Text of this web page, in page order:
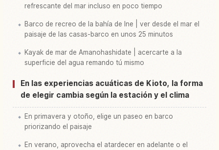
refrescante del mar incluso en poco tiempo
Barco de recreo de la bahía de Ine | ver desde el mar el
paisaje de las casas-barco en unos 25 minutos
Kayak de mar de Amanohashidate | acercarte a la
superficie del agua remando tú mismo
En las experiencias acuáticas de Kioto, la forma
de elegir cambia según la estación y el clima
En primavera y otoño, elige un paseo en barco
priorizando el paisaje
En verano, aprovecha el atardecer en adelante o el